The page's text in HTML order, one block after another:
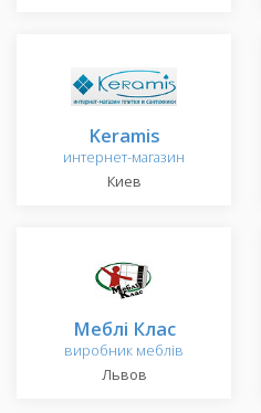
Keramis
интернет-магазин
Киев
Меблі Клас
виробник меблів
Львов